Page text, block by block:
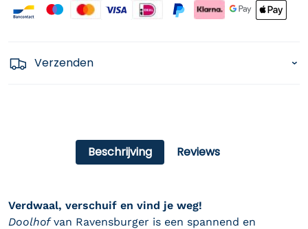
Payment icons
Verzenden
Beschrijving Reviews
Verdwaal, verschuif en vind je weg!
Doolhofvan Ravensburger is een spannend en